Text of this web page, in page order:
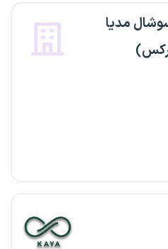
مدیا